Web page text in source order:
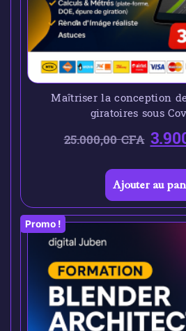
Maîtriser la conception
giratoires sous
25.000,00CFA
Ajouter au
Promo !